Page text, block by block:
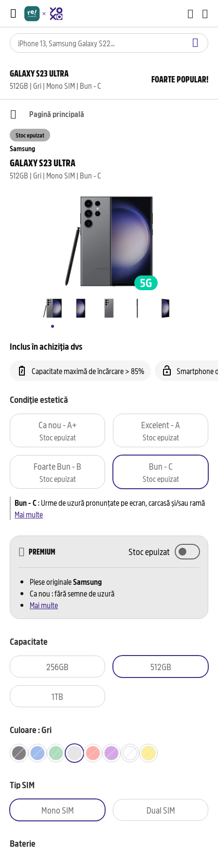
GALAXY S23 ULTRA
512GB | Gri | Mono SIM | Bun - C
FOARTE POPULAR!
Pagină principală
Samsung
GALAXY S23 ULTRA
512GB | Gri | Mono SIM | Bun - C
Stoc epuizat
Inclus în achiziția dvs
Capacitate maximă de încărcare > 85% Smartphone
Condiție estetică
Ca nou - A+
Stoc epuizat
Excelent - A
Stoc epuizat
Foarte Bun - B
Stoc epuizat
Bun - C
Stoc epuizat
Bun - C:Urme de uzură pronunțate pe ecran, carcasă și/sau ramă
Mai multe
PREMIUM Stoc epuizat
Piese originaleSamsung
Ca nou : fără semne de uzură
Mai multe
Capacitate
256GB 512GB
1TB
Culoare : Gri
Tip SIM
Mono SIM Dual SIM
Baterie